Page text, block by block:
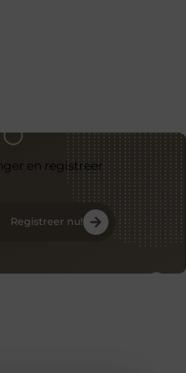
en registreer
Registreer nu!